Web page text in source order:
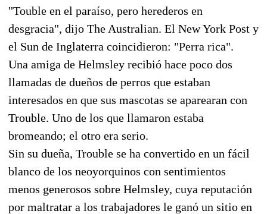
"Touble en el paraíso, pero herederos en
desgracia", dijo The Australian. El New York Post y
el Sun de Inglaterra coincidieron: "Perra rica".
Una amiga de Helmsley recibió hace poco dos
llamadas de dueños de perros que estaban
interesados en que sus mascotas se aparearan con
Trouble. Uno de los que llamaron estaba
bromeando; el otro era serio.
Sin su dueña, Trouble se ha convertido en un fácil
blanco de los neoyorquinos con sentimientos
menos generosos sobre Helmsley, cuya reputación
por maltratar a los trabajadores le ganó un sitio en